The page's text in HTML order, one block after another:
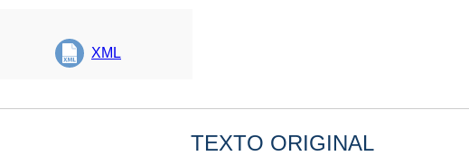
XML
TEXTO ORIGINAL